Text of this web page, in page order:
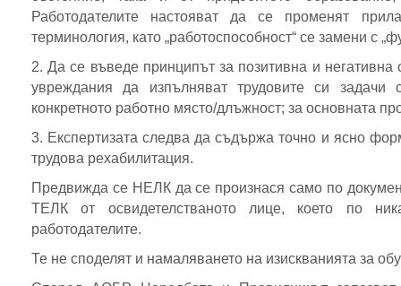
Работодателите настояват да се променят
терминология, като „работоспособност“ се замени с
2. Да се въведе принципът за позитивна и
увреждания да изпълняват трудовите си задачи
конкретното работно място/длъжност; за основната
3. Експертизата следва да съдържа точно и ясно
трудова рехабилитация.
Предвижда се НЕЛК да се произнася само по
ТЕЛК от освидетелстваното лице, което по
работодателите.
Те не споделят и намаляването на изискванията за